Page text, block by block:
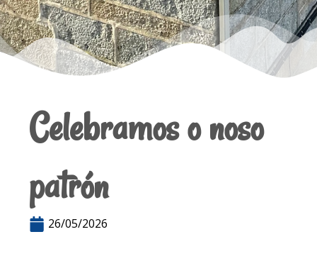
Celebramos o noso
patrón
26/05/2026